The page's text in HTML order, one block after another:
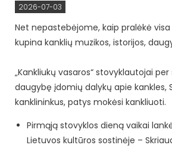
2026-07-03
Net nepastebėjome, kaip pralėkė
kupina kanklių muzikos, istorijos,
„Kankliukų vasaros“ stovyklautojai
daugybę įdomių dalykų apie kankles,
kanklininkus, patys mokėsi kankliuoti.
Pirmąją stovyklos dieną vaikai
Lietuvos kultūros sostinėje –